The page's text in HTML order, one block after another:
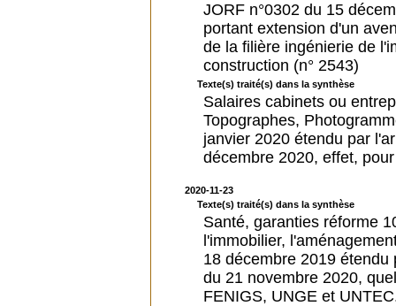
JORF n°0302 du 15
portant extension d'un
de la filière ingénierie de
construction (n° 2543)
Texte(s) traité(s) dans la synthèse
Salaires cabinets ou
Topographes,
janvier 2020 étendu par
décembre 2020, effet,
2020-11-23
Texte(s) traité(s) dans la synthèse
Santé, garanties réforme
l'immobilier,
18 décembre 2019
du 21 novembre 2020,
FENIGS, UNGE et